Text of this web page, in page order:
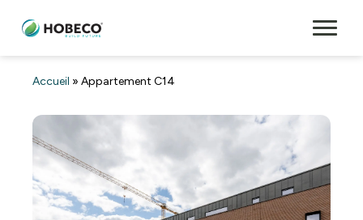
Accueil » Appartement C14